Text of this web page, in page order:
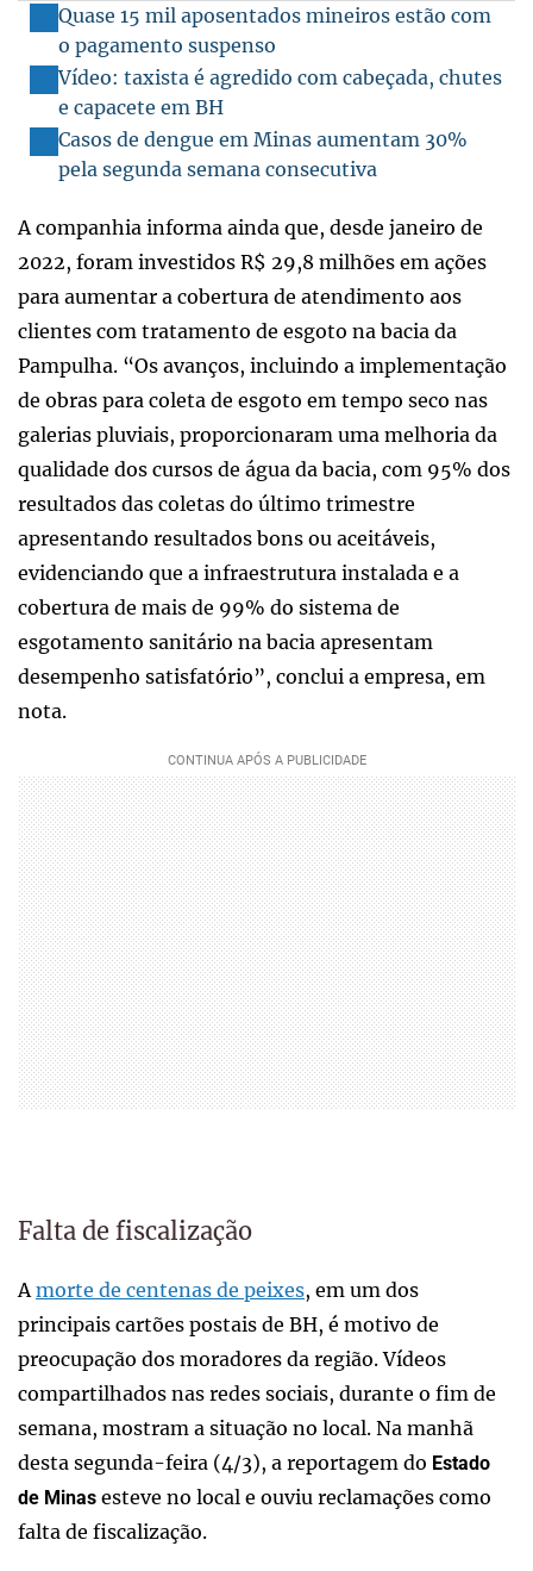
Quase 15 mil aposentados mineiros estão com
o pagamento suspenso
Vídeo: taxista é agredido com cabeçada, chutes
e capacete em BH
Casos de dengue em Minas aumentam 30%
pela segunda semana consecutiva
A companhia informa ainda que, desde janeiro de
2022, foram investidos R$ 29,8 milhões em ações
para aumentar a cobertura de atendimento aos
clientes com tratamento de esgoto na bacia da
Pampulha. “Os avanços, incluindo a implementação
de obras para coleta de esgoto em tempo seco nas
galerias pluviais, proporcionaram uma melhoria da
qualidade dos cursos de água da bacia, com 95% dos
resultados das coletas do último trimestre
apresentando resultados bons ou aceitáveis,
evidenciando que a infraestrutura instalada e a
cobertura de mais de 99% do sistema de
esgotamento sanitário na bacia apresentam
desempenho satisfatório”, conclui a empresa, em
nota.
Falta de fiscalização
A morte de centenas de peixes, em um dos
principais cartões postais de BH, é motivo de
preocupação dos moradores da região. Vídeos
compartilhados nas redes sociais, durante o fim de
semana, mostram a situação no local. Na manhã
desta segunda-feira (4/3), a reportagem do Estado
de Minas esteve no local e ouviu reclamações como
falta de fiscalização.